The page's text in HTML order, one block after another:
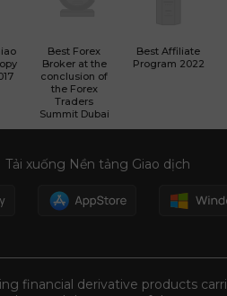
Best Forex
Broker at the
conclusion of
the Forex
Traders
Summit Dubai
Best Affiliate
Program 2022
Tải xuống Nền tảng Giao dịch
financial derivative products